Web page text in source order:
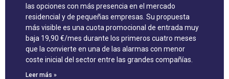
las opciones con más presencia en el mercado
residencial y de pequeñas empresas. Su propuesta
más visible es una cuota promocional de entrada muy
baja 19,90 €/mes durante los primeros cuatro meses
que la convierte en una de las alarmas con menor
coste inicial del sector entre las grandes compañías.
Leer más »